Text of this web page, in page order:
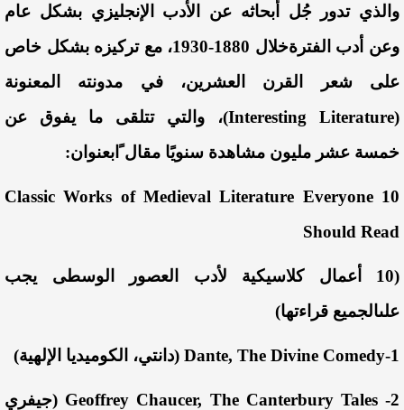
والذيتدور جل أبحاثه عن الأدب الإنجليزي بشكل عام
وعن أدب الفترةخلال مع تركيزه بشكل خاص
على
شعر القرن العشرين،في مدونته
المعنونة
(
Interesting Literature )، والتيتتلقى ما يفوق
عن
خمسة عشر مليون مشاهدة سنويا مقال بعنوان:
10 Classic Works of Medieval Literature Everyone
Should Read
(10 أعمال كلاسيكية لأدب العصور الوسطى
يجب
علىالجميع قراءتها)
1-Dante,
The Divine Comedy ( دانتي، الكوميديا الإلهية)
2- Geoffrey Chaucer,
The Canterbury Tales (
جيفري